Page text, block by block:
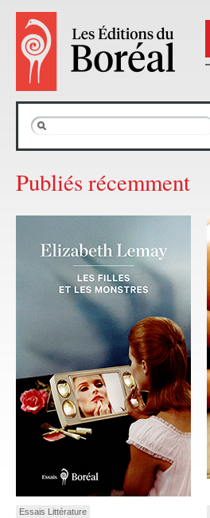
Publiés récemment
Essais Littérature